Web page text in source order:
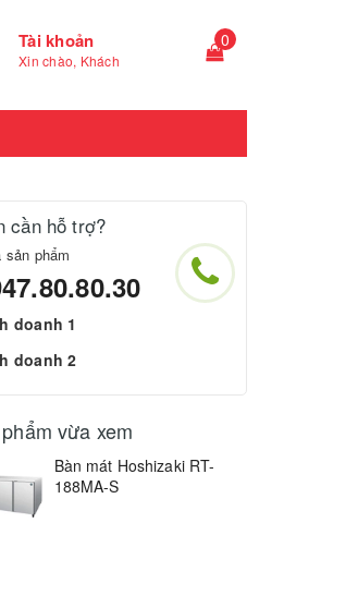
Tài khoản
Xin chào, Khách
0
cần hỗ trợ?
sản phẩm
doanh 1
doanh 2
vừa xem
Bàn mát Hoshizaki RT-
188MA-S